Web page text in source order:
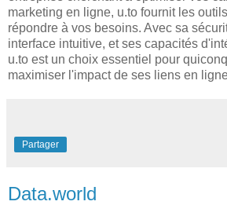
marketing en ligne, u.to fournit les
répondre à vos besoins. Avec sa
interface intuitive, et ses capacités
u.to est un choix essentiel pour
maximiser l'impact de ses liens en
Partager
Data.world